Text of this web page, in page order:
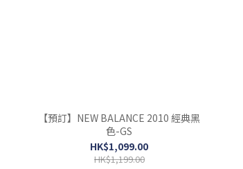
【預訂】NEW BALANCE 2010 經典黑
色-GS
HK$1,099.00
HK$1,199.00